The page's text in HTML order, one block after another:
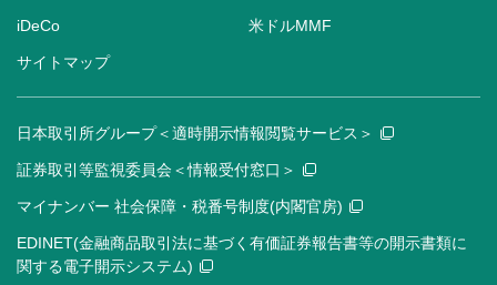
iDeCo 米ドルMMF
サイトマップ
日本取引所グループ＜適時開示情報閲覧サービス＞
証券取引等監視委員会＜情報受付窓口＞
マイナンバー 社会保障・税番号制度(内閣官房)
EDINET(金融商品取引法に基づく有価証券報告書等の開示書類に
関する電子開示システム)